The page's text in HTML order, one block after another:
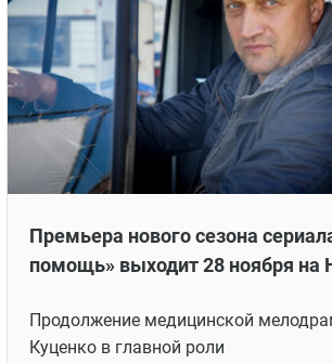
Премьера нового сезона
помощь» выходит 28 ноября на
Продолжение медицинской
Куценко в главной роли